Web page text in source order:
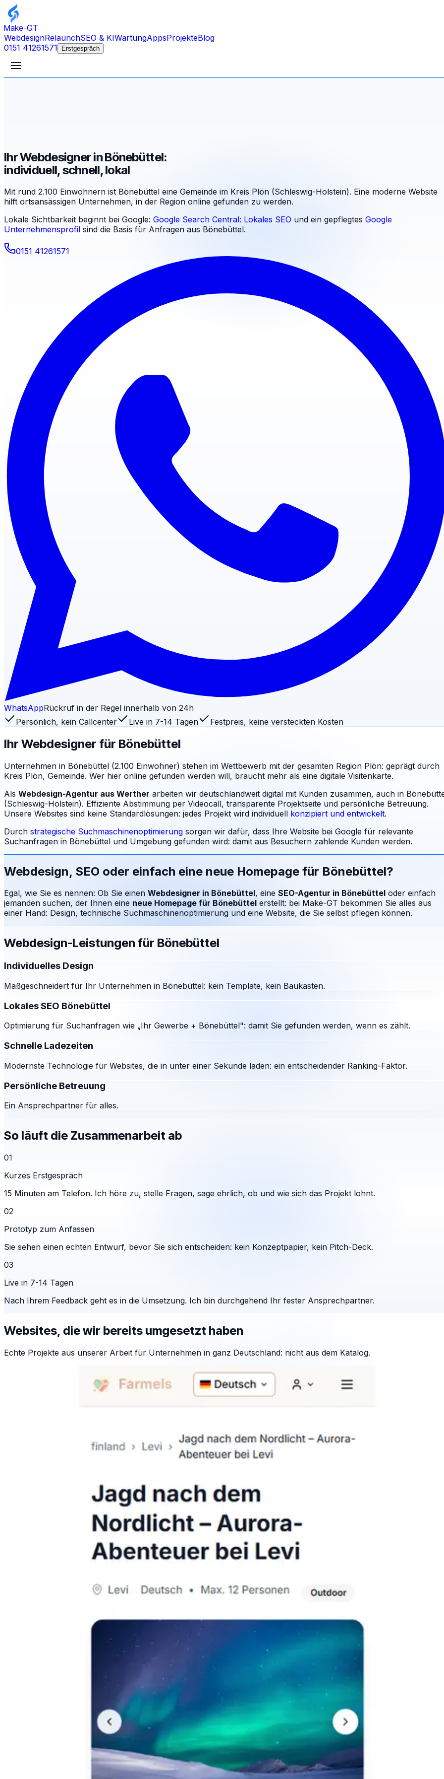
Make-GT
WebdesignRelaunchSEO & KIWartungAppsProjekteBlog
0151 41261571
Erstgespräch
Ihr Webdesigner in Bönebüttel:
individuell, schnell, lokal
Mit rund 2.100 Einwohnern ist Bönebüttel eine Gemeinde im Kreis Plön (Schleswig-Holstein). Eine moderne Website
hilft ortsansässigen Unternehmen, in der Region online gefunden zu werden.
Lokale Sichtbarkeit beginnt bei Google: Google Search Central: Lokales SEO und ein gepflegtes Google
Unternehmensprofil sind die Basis für Anfragen aus Bönebüttel.
0151 41261571
WhatsAppRückruf in der Regel innerhalb von 24h
Persönlich, kein Callcenter
Live in 7-14 Tagen Festpreis, keine versteckten Kosten
Ihr Webdesigner für Bönebüttel
Unternehmen in Bönebüttel (2.100 Einwohner) stehen im Wettbewerb mit der gesamten Region Plön: geprägt durch
Kreis Plön, Gemeinde. Wer hier online gefunden werden will, braucht mehr als eine digitale Visitenkarte.
Als Webdesign-Agentur aus Werther arbeiten wir deutschlandweit digital mit Kunden zusammen, auch in
(Schleswig-Holstein). Effiziente Abstimmung per Videocall, transparente Projektseite und persönliche Betreuung.
Unsere Websites sind keine Standardlösungen: jedes Projekt wird individuell konzipiert und entwickelt.
Durch strategische Suchmaschinenoptimierung sorgen wir dafür, dass Ihre Website bei Google für relevante
Suchanfragen in Bönebüttel und Umgebung gefunden wird: damit aus Besuchern zahlende Kunden werden.
Webdesign, SEO oder einfach eine neue Homepage für Bönebüttel?
Egal, wie Sie es nennen: Ob Sie einen Webdesigner in Bönebüttel, eine SEO-Agentur in Bönebüttel oder einfach
jemanden suchen, der Ihnen eine neue Homepage für Bönebüttel erstellt: bei Make-GT bekommen Sie alles aus
einer Hand: Design, technische Suchmaschinenoptimierung und eine Website, die Sie selbst pflegen können.
Webdesign-Leistungen für Bönebüttel
Individuelles Design
Maßgeschneidert für Ihr Unternehmen in Bönebüttel: kein Template, kein Baukasten.
Lokales SEO Bönebüttel
Optimierung für Suchanfragen wie „Ihr Gewerbe + Bönebüttel": damit Sie gefunden werden, wenn es zählt.
Schnelle Ladezeiten
Modernste Technologie für Websites, die in unter einer Sekunde laden: ein entscheidender Ranking-Faktor.
Persönliche Betreuung
Ein Ansprechpartner für alles.
So läuft die Zusammenarbeit ab
01
Kurzes Erstgespräch
15 Minuten am Telefon. Ich höre zu, stelle Fragen, sage ehrlich, ob und wie sich das Projekt lohnt.
02
Prototyp zum Anfassen
Sie sehen einen echten Entwurf, bevor Sie sich entscheiden: kein Konzeptpapier, kein Pitch-Deck.
03
Live in 7-14 Tagen
Nach Ihrem Feedback geht es in die Umsetzung. Ich bin durchgehend Ihr fester Ansprechpartner.
Websites, die wir bereits umgesetzt haben
Echte Projekte aus unserer Arbeit für Unternehmen in ganz Deutschland: nicht aus dem Katalog.